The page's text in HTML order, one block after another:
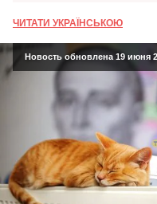
ЧИТАТИ УКРАЇНСЬКОЮ
Новость обновлена 19 июня